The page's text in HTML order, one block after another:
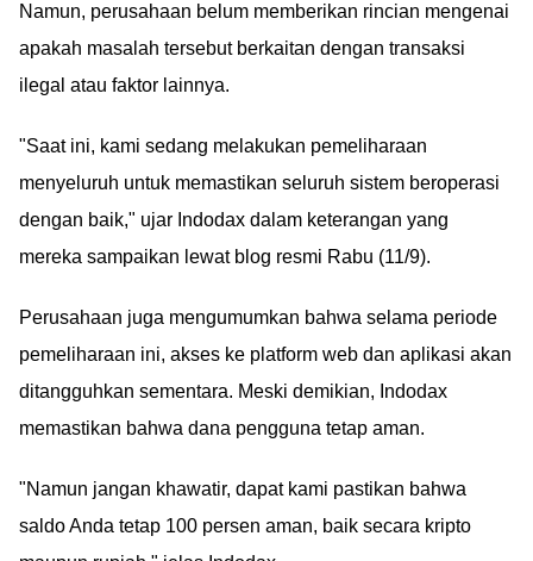
Namun, perusahaan belum memberikan rincian mengenai
apakah masalah tersebut berkaitan dengan transaksi
ilegal atau faktor lainnya.
"Saat ini, kami sedang melakukan pemeliharaan
menyeluruh untuk memastikan seluruh sistem beroperasi
dengan baik," ujar Indodax dalam keterangan yang
mereka sampaikan lewat blog resmi Rabu (11/9).
Perusahaan juga mengumumkan bahwa selama periode
pemeliharaan ini, akses ke platform web dan aplikasi akan
ditangguhkan sementara. Meski demikian, Indodax
memastikan bahwa dana pengguna tetap aman.
"Namun jangan khawatir, dapat kami pastikan bahwa
saldo Anda tetap 100 persen aman, baik secara kripto